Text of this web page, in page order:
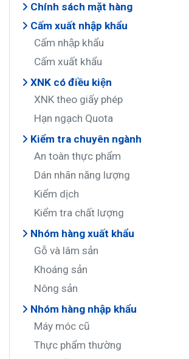
Chính sách mặt hàng
Cấm xuất nhập khẩu
Cấm nhập khẩu
Cấm xuất khẩu
XNK có điều kiện
XNK theo giấy phép
Hạn ngạch Quota
Kiểm tra chuyên ngành
An toàn thực phẩm
Dán nhãn năng lượng
Kiểm dịch
Kiểm tra chất lượng
Nhóm hàng xuất khẩu
Gỗ và lâm sản
Khoáng sản
Nông sản
Nhóm hàng nhập khẩu
Máy móc cũ
Thực phẩm thường